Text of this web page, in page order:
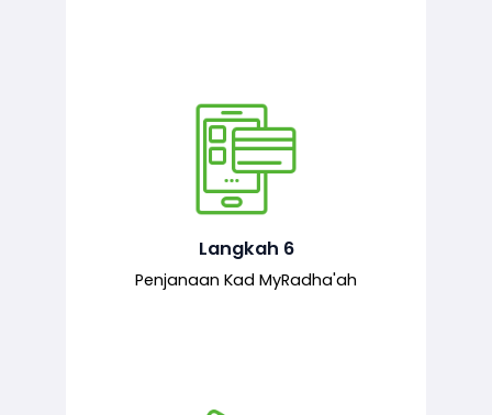
Langkah 6
Penjanaan Kad MyRadha'ah
Setelah permohonan diluluskan, kad
MyRadha’ah akan dijana.